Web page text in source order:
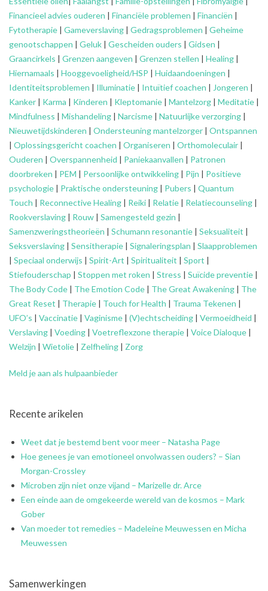
Financieel advies ouderen | Financiële problemen | Financiën |
Fytotherapie | Gameverslaving | Gedragsproblemen | Geheime
genootschappen | Geluk | Gescheiden ouders | Gidsen |
Graancirkels | Grenzen aangeven | Grenzen stellen | Healing |
Hiernamaals | Hooggevoeligheid/HSP | Huidaandoeningen |
Identiteitsproblemen | Illuminatie | Intuïtief coachen | Jongeren |
Kanker | Karma | Kinderen | Kleptomanie | Mantelzorg | Meditatie |
Mindfulness | Mishandeling | Narcisme | Natuurlijke verzorging |
Nieuwetijdskinderen | Ondersteuningmantelzorger | Ontspannen
| Oplossingsgericht coachen | Organiseren | Orthomoleculair |
Ouderen | Overspannenheid | Paniekaanvallen | Patronen
doorbreken | PEM | Persoonlijke ontwikkeling | Pijn | Positieve
psychologie | Praktische ondersteuning | Pubers | Quantum
Touch | Reconnective Healing | Reiki | Relatie | Relatiecounseling |
Rookverslaving | Rouw | Samengesteld gezin |
Samenzweringstheorieën | Schumann resonantie | Seksualiteit |
Seksverslaving | Sensitherapie | Signaleringsplan | Slaapproblemen
| Speciaal onderwijs | Spirit-Art | Spiritualiteit | Sport |
Stiefouderschap | Stoppen met roken | Stress | Suïcide preventie |
The Body Code | The Emotion Code | The Great Awakening | The
Great Reset | Therapie | Touch for Health | Trauma Tekenen |
UFO’s | Vaccinatie | Vaginisme | (V)echtscheiding | Vermoeidheid |
Verslaving | Voeding | Voetreflexzone therapie | Voice Dialoque |
Welzijn | Wietolie | Zelfheling | Zorg
Meld je aan als hulpaanbieder
Recente arikelen
Weet dat je bestemd bent voor meer – Natasha Page
Hoe genees je van emotioneel onvolwassen ouders? – Sian
Morgan-Crossley
Microben zijn niet onze vijand – Marizelle dr. Arce
Een einde aan de omgekeerde wereld van de kosmos – Mark
Gober
Van moeder tot remedies – Madeleine Meuwessen en Micha
Meuwessen
Samenwerkingen